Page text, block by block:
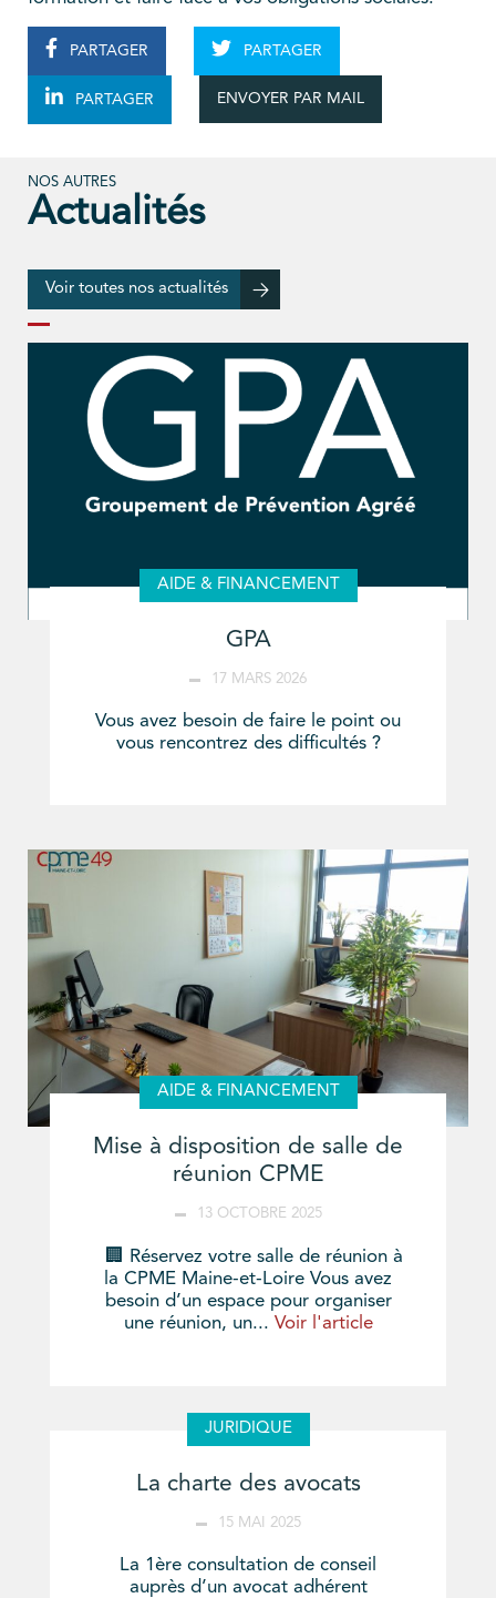
PARTAGER PARTAGER
PARTAGER ENVOYER PAR MAIL
NOS AUTRES
Actualités
Voir toutes nos actualités
AIDE & FINANCEMENT
GPA
17 MARS 2026
Vous avez besoin de faire le point ou
vous rencontrez des difficultés ?
AIDE & FINANCEMENT
Mise à disposition de salle de
réunion CPME
13 OCTOBRE 2025
🏢 Réservez votre salle de réunion à
la CPME Maine-et-Loire Vous avez
besoin d’un espace pour organiser
une réunion, un... Voir l'article
JURIDIQUE
La charte des avocats
15 MAI 2025
La 1ère consultation de conseil
auprès d’un avocat adhérent